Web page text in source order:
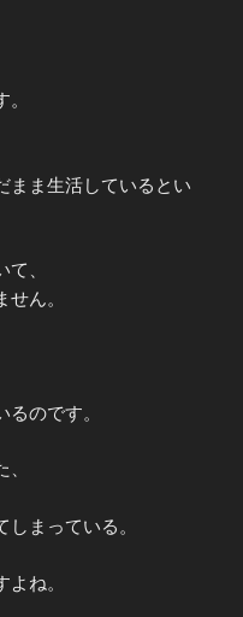
まま生活しているとい
、
ん。
のです。
まっている。
ね。